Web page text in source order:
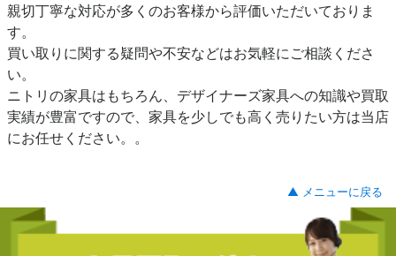
親切丁寧な対応が多くのお客様から評価いただいておりま
す。
買い取りに関する疑問や不安などはお気軽にご相談くださ
い。
ニトリの家具はもちろん、デザイナーズ家具への知識や買取
実績が豊富ですので、家具を少しでも高く売りたい方は当店
にお任せください。。
▲ メニューに戻る